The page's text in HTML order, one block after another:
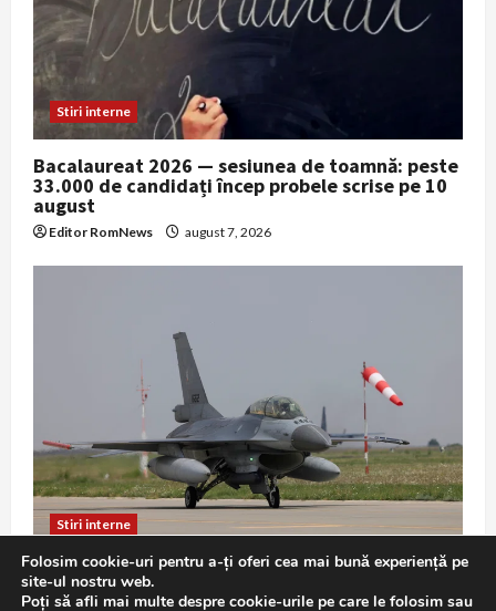
Stiri interne
Bacalaureat 2026 — sesiunea de toamnă: peste
33.000 de candidați încep probele scrise pe 10
august
Editor RomNews august 7, 2026
Stiri interne
F-16 în misiune de Poliție Aeriană: exercițiu
demonstrativ la Baza 86 Borcea
Folosim cookie-uri pentru a-ți oferi cea mai bună experiență pe
site-ul nostru web.
Poți să afli mai multe despre cookie-urile pe care le folosim sau